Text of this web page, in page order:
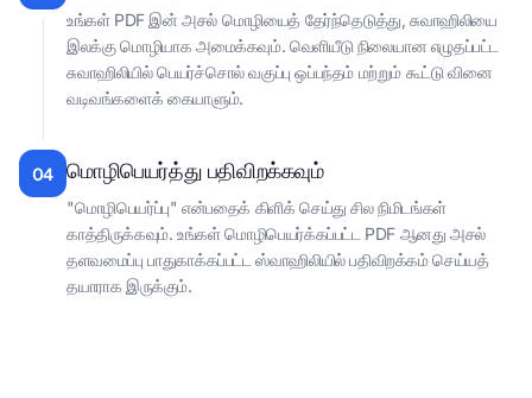
உங்கள் PDF இன் அசல் மொழியைத் தேர்ந்தெடுத்து, சுவாஹிலியை
இலக்கு மொழியாக அமைக்கவும். வெளியீடு நிலையான எழுதப்பட்ட
சுவாஹிலியில் பெயர்ச்சொல் வகுப்பு ஒப்பந்தம் மற்றும் கூட்டு வினை
வடிவங்களைக் கையாளும்.
04 மொழிபெயர்த்து பதிவிறக்கவும்
"மொழிபெயர்ப்பு" என்பதைக் கிளிக் செய்து சில நிமிடங்கள்
காத்திருக்கவும். உங்கள் மொழிபெயர்க்கப்பட்ட PDF ஆனது அசல்
தளவமைப்பு பாதுகாக்கப்பட்ட ஸ்வாஹிலியில் பதிவிறக்கம் செய்யத்
தயாராக இருக்கும்.